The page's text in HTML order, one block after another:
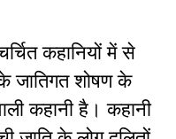
कहानियों में से
जातिगत शोषण के
कहानी है। कहानी